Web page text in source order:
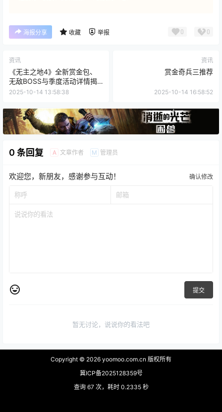
海报分享 收藏 举报 0 0
资讯
《无主之地4》全新赏金包、
无敌BOSS与季度活动详情揭
晓
2025-10-14 13:58:38
资讯
赏金奇兵三推荐
2025-10-14 16:58:52
0 条回复 A 文章作者 M 管理员
欢迎您，新朋友，感谢参与互动！ 确认修改
提交
暂无讨论，说说你的看法吧
Copyright © 2026 yoomoo.com.cn 版权所有
冀ICP备2025128359号
查询 67 次，耗时 0.2335 秒